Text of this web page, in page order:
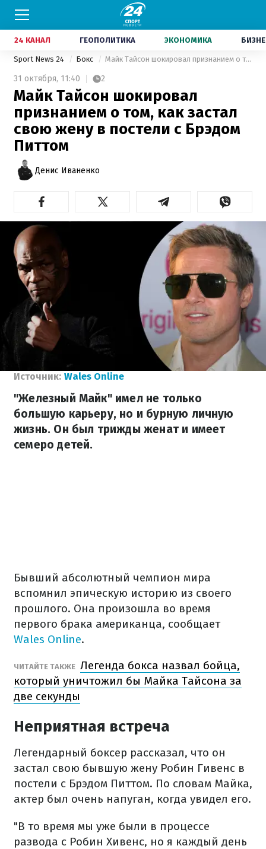
24 КАНАЛ ГЕОПОЛИТИКА ЭКОНОМИКА
Sport News 24 Бокс Майк Тайсон шокировал признанием о том, как застал свою жену в постели с Брэдом Питтом
31 октября, 11:40 2
Майк Тайсон шокировал
признанием о том, как застал
свою жену в постели с Брэдом
Питтом
Денис Иваненко
Источник: Wales Online
"Железный Майк" имел не только
большую карьеру, но и бурную личную
жизнь. Он был трижды женат и имеет
семеро детей.
Бывший абсолютный чемпион мира
вспомнил эпическую историю из своего
прошлого. Она произошла во время
первого брака американца, сообщает
Wales Online.
ЧИТАЙТЕ ТАКЖЕ Легенда бокса назвал бойца,
который уничтожил бы Майка Тайсона за
две секунды
Неприятная встреча
Легендарный боксер рассказал, что он
застал свою бывшую жену Робин Гивенс в
постели с Брэдом Питтом. По словам Майка,
актер был очень напуган, когда увидел его.
"В то время мы уже были в процессе
развода с Робин Хивенс, но я каждый день